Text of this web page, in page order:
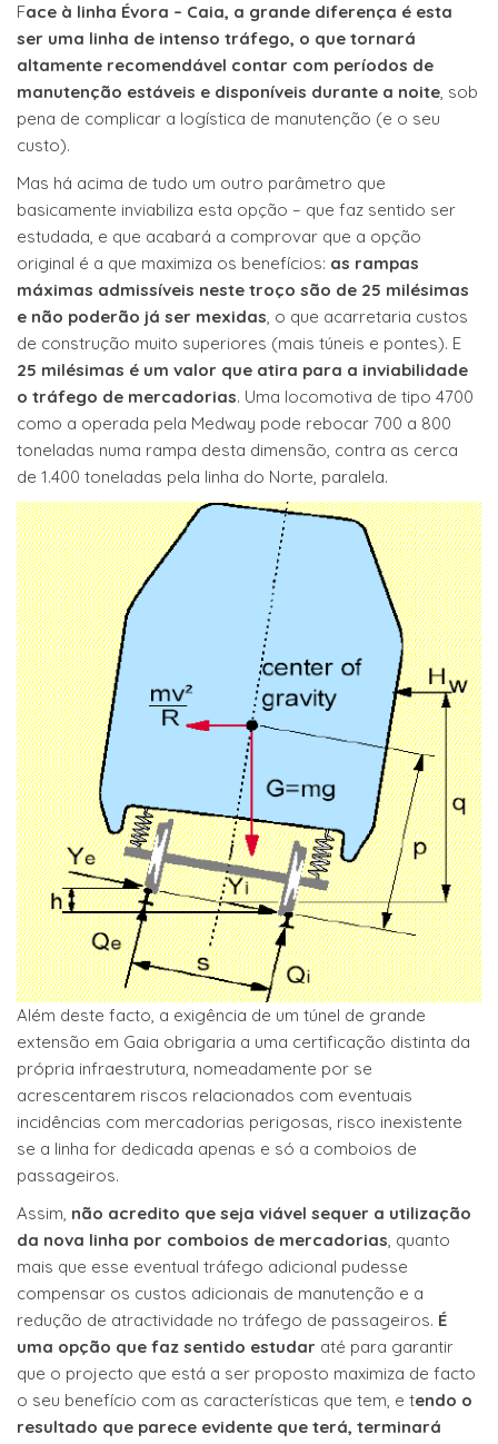
Face à linha Évora – Caia, a grande diferença é esta
ser uma linha de intenso tráfego, o que tornará
altamente recomendável contar com períodos de
manutenção estáveis e disponíveis durante a noite, sob
pena de complicar a logística de manutenção (e o seu
custo).
Mas há acima de tudo um outro parâmetro que
basicamente inviabiliza esta opção – que faz sentido ser
estudada, e que acabará a comprovar que a opção
original é a que maximiza os benefícios: as rampas
máximas admissíveis neste troço são de 25 milésimas
e não poderão já ser mexidas, o que acarretaria custos
de construção muito superiores (mais túneis e pontes). E
25 milésimas é um valor que atira para a inviabilidade
o tráfego de mercadorias. Uma locomotiva de tipo 4700
como a operada pela Medway pode rebocar 700 a 800
toneladas numa rampa desta dimensão, contra as cerca
de 1.400 toneladas pela linha do Norte, paralela.
Além deste facto, a exigência de um túnel de grande
extensão em Gaia obrigaria a uma certificação distinta da
própria infraestrutura, nomeadamente por se
acrescentarem riscos relacionados com eventuais
incidências com mercadorias perigosas, risco inexistente
se a linha for dedicada apenas e só a comboios de
passageiros.
Assim, não acredito que seja viável sequer a utilização
da nova linha por comboios de mercadorias , quanto
mais que esse eventual tráfego adicional pudesse
compensar os custos adicionais de manutenção e a
redução de atractividade no tráfego de passageiros. É
uma opção que faz sentido estudar até para garantir
que o projecto que está a ser proposto maximiza de facto
o seu benefício com as características que tem, e tendo o
resultado que parece evidente que terá, terminará